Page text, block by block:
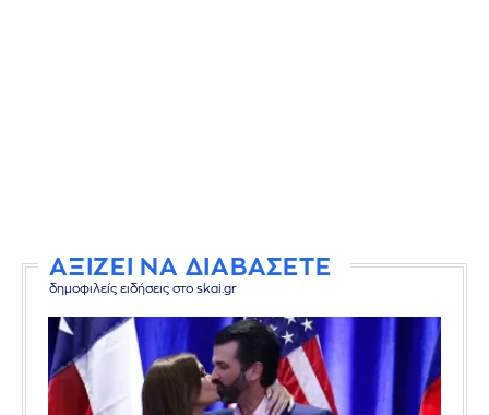
ΑΞΙΖΕΙ ΝΑ ΔΙΑΒΑΣΕΤΕ
δημοφιλείς ειδήσεις στο skai.gr